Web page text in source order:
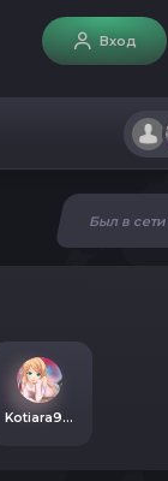
Вход
Был в
Kotiara990